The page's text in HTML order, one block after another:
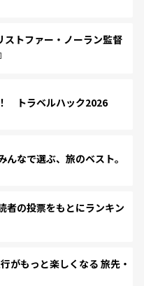
トファー・ノーラン監督
トラベルハック2026
なで選ぶ、旅のベスト。
の投票をもとにランキン
もっと楽しくなる 旅先・